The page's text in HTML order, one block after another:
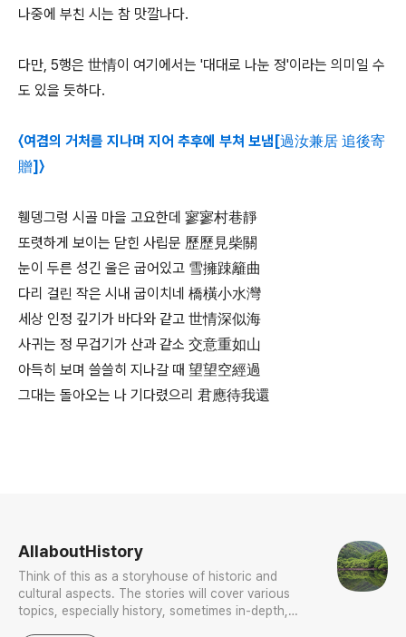
나중에 부친 시는 참 맛깔나다.
다만, 5행은 世情이 여기에서는 '대대로 나눈 정'이라는 의미일 수
도 있을 듯하다.
〈여겸의 거처를 지나며 지어 추후에 부쳐 보냄[過汝兼居 追後寄
贈]〉
휑뎅그렁 시골 마을 고요한데 寥寥村巷靜
또렷하게 보이는 닫힌 사립문 歷歷見柴關
눈이 두른 성긴 울은 굽어있고 雪擁踈籬曲
다리 걸린 작은 시내 굽이치네 橋橫小水灣
세상 인정 깊기가 바다와 같고 世情深似海
사귀는 정 무겁기가 산과 같소 交意重如山
아득히 보며 쓸쓸히 지나갈 때 望望空經過
그대는 돌아오는 나 기다렸으리 君應待我還
AllaboutHistory
Think of this as a storyhouse of historic and
cultural aspects. The stories will cover various
topics, especially history, sometimes in-depth,